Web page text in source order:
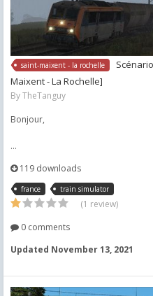
saint-maixent - la rochelle
Maixent - La Rochelle]
ByTheTanguy
Bonjour,
...
119 downloads
france train simulator
(1 review)
0 comments
Updated November 13, 2021